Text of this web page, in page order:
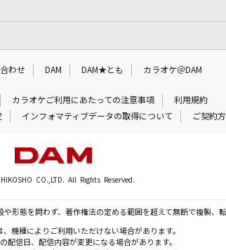
わせ DAM DAM★とも カラオケ＠DAM
カラオケご利用にあたっての注意事項
利用規約
インフォマティブデータの取得について ご契約
CO.,LTD. All Rights Reserved.
形態を問わず、著作権法の定める範囲を超えて無断で複製、
機種によりご利用いただけない場合があります。
配信日、配信内容が変更になる場合があります。